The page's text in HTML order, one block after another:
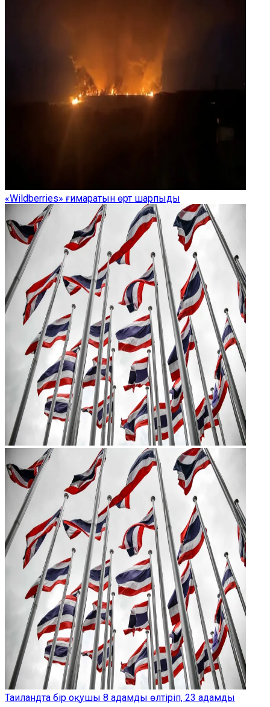
«Wildberries» ғимаратын өрт шарпыды
Таиландта бір оқушы 8 адамды өлтіріп, 23 адамды